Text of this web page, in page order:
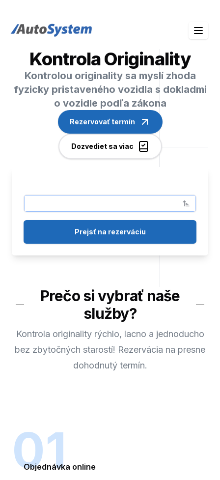
auto-system logo
Prejsť na rezerváciu
Kontrola Originality
Kontrolou originality sa myslí zhoda
fyzicky pristaveného vozidla s dokladmi
o vozidle podľa zákona
Rezervovať termín
Dozvediet sa viac
Prečo si vybrať naše
služby?
Kontrola originality rýchlo, lacno a jednoducho
bez zbytočných starostí! Rezervácia na presne
dohodnutý termín.
01
Objednávka online